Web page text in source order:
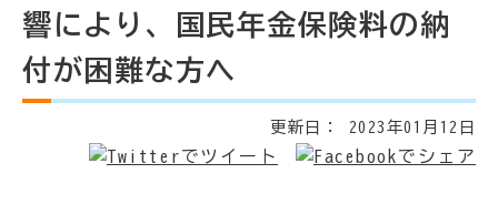
響により、国民年金保険料の納
付が困難な方へ
更新日： 2023年01月12日